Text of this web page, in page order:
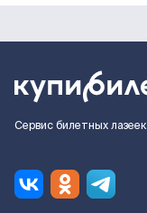
Сервис билетных лазеек